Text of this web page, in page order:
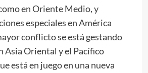
en Oriente Medio, y
especiales en América
conflicto se está gestando
Asia Oriental y el Pacífico
está en juego en una nueva